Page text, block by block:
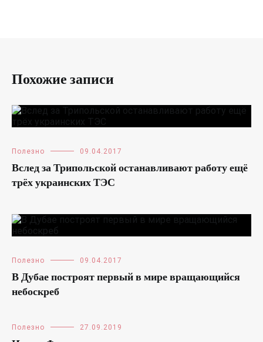
Похожие записи
Полезно 09.04.2017
Вслед за Трипольской останавливают работу ещё
трёх украинских ТЭС
Полезно 09.04.2017
В Дубае построят первый в мире вращающийся
небоскреб
Полезно 27.09.2019